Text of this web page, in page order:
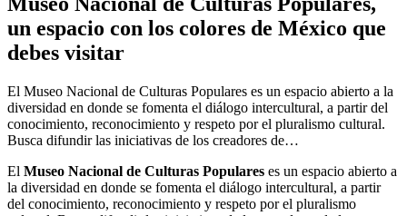
un espacio con los colores de México que
debes visitar
El Museo Nacional de Culturas Populares es un espacio abierto a la
diversidad en donde se fomenta el diálogo intercultural, a partir del
conocimiento, reconocimiento y respeto por el pluralismo cultural.
Busca difundir las iniciativas de los creadores de…
El Museo Nacional de Culturas Populares es un espacio abierto a
la diversidad en donde se fomenta el diálogo intercultural, a partir
del conocimiento, reconocimiento y respeto por el pluralismo